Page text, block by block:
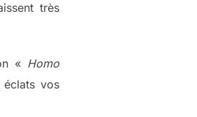
très
« Homo
vos